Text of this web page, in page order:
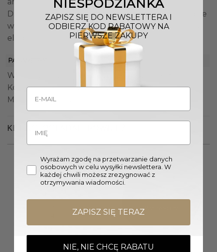
Dzięki kremowo-złotemu wykończeniu misa będzie
wyjątkowym akcentem w salonach, jadalniach czy
eleganckich biurach.
PARAMETRY
Wymiary misy (Sz. x Gł. x W.): 25,4 x 23,8 x 9,5 cm
Kolor misy: Kremowy, Złoty
Materiał: Polirezyna
KLIENCI OGLĄDALI RÓWNIEŻ
NIESPODZIANKA
ZAPISZ SIĘ DO NEWSLETTERA I
ODBIERZ KOD RABATOWY NA
PIERWSZE ZAKUPY
Wyrażam zgodę na przetwarzanie danych
osobowych w celu wysyłki newslettera. W
każdej chwili możesz zrezygnować z
otrzymywania wiadomości.
ZAPISZ SIĘ TERAZ
NIE, NIE CHCĘ RABATU